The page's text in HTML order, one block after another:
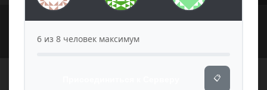
6 из 8 человек максимум
📋